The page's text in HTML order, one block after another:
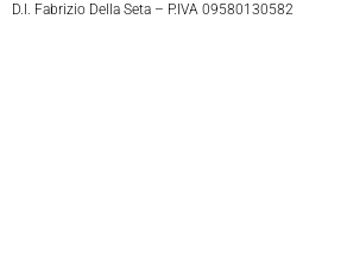
D.I. Fabrizio Della Seta – P.IVA 09580130582